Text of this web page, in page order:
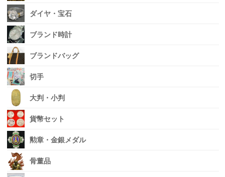
ダイヤ・宝石
ブランド時計
ブランドバッグ
切手
大判・小判
貨幣セット
勲章・金銀メダル
骨董品